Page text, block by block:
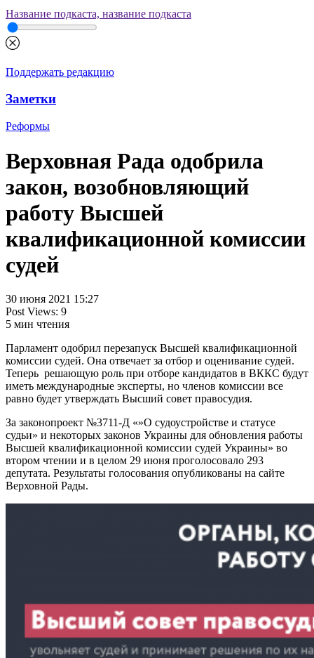
Название подкаста, название подкаста
Поддержать редакцию
Заметки
Реформы
Верховная Рада одобрила
закон, возобновляющий
работу Высшей
квалификационной комиссии
судей
30 июня 2021 15:27
Post Views: 9
5 мин чтения
Парламент одобрил перезапуск Высшей квалификационной
комиссии судей. Она отвечает за отбор и оценивание судей.
Теперь решающую роль при отборе кандидатов в ВККС будут
иметь международные эксперты, но членов комиссии все
равно будет утверждать Высший совет правосудия.
За законопроект №3711-Д «»О судоустройстве и статусе
судьи» и некоторых законов Украины для обновления работы
Высшей квалификационной комиссии судей Украины» во
втором чтении и в целом 29 июня проголосовало 293
депутата. Результаты голосования опубликованы на сайте
Верховной Рады.